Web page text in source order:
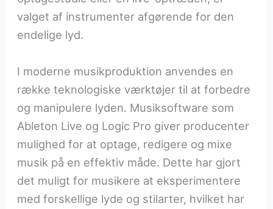
valget af instrumenter afgørende for den
endelige lyd.
I moderne musikproduktion anvendes en
række teknologiske værktøjer til at forbedre
og manipulere lyden. Musiksoftware som
Ableton Live og Logic Pro giver producenter
mulighed for at optage, redigere og mixe
musik på en effektiv måde. Dette har gjort
det muligt for musikere at eksperimentere
med forskellige lyde og stilarter, hvilket har